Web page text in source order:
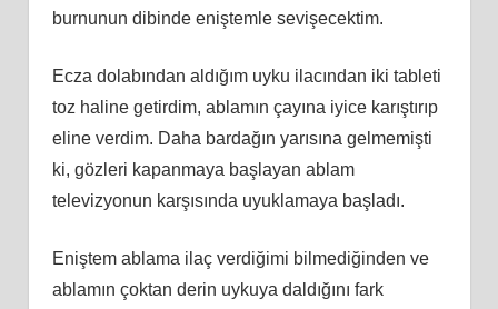
burnunun dibinde eniştemle sevişecektim.
Ecza dolabından aldığım uyku ilacından iki tableti
toz haline getirdim, ablamın çayına iyice karıştırıp
eline verdim. Daha bardağın yarısına gelmemişti
ki, gözleri kapanmaya başlayan ablam
televizyonun karşısında uyuklamaya başladı.
Eniştem ablama ilaç verdiğimi bilmediğinden ve
ablamın çoktan derin uykuya daldığını fark